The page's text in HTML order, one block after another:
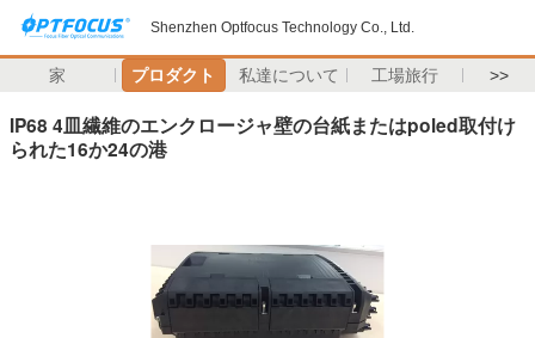
Shenzhen Optfocus Technology Co., Ltd.
家 プロダクト 私達について 工場旅行 >>
IP68 4皿繊維のエンクロージャ壁の台紙またはpoled取付け
られた16か24の港